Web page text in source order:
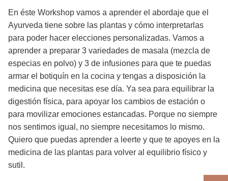
En éste Workshop vamos a aprender el abordaje que el
Ayurveda tiene sobre las plantas y cómo interpretarlas
para poder hacer elecciones personalizadas. Vamos a
aprender a preparar 3 variedades de masala (mezcla de
especias en polvo) y 3 de infusiones para que te puedas
armar el botiquín en la cocina y tengas a disposición la
medicina que necesitas ese día. Ya sea para equilibrar la
digestión física, para apoyar los cambios de estación o
para movilizar emociones estancadas. Porque no siempre
nos sentimos igual, no siempre necesitamos lo mismo.
Quiero que puedas aprender a leerte y que te apoyes en la
medicina de las plantas para volver al equilibrio físico y
sutil.